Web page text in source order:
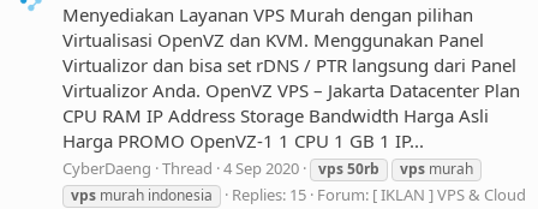
Menyediakan Layanan VPS Murah dengan pilihan
Virtualisasi OpenVZ dan KVM. Menggunakan Panel
Virtualizor dan bisa set rDNS / PTR langsung dari Panel
Virtualizor Anda. OpenVZ VPS – Jakarta Datacenter Plan
CPU RAM IP Address Storage Bandwidth Harga Asli
Harga PROMO OpenVZ-1 1 CPU 1 GB 1 IP...
CyberDaeng Thread 4 Sep 2020 vps50rb vps murah
vps murah indonesia Replies: 15 Forum: [ IKLAN ] VPS & Cloud